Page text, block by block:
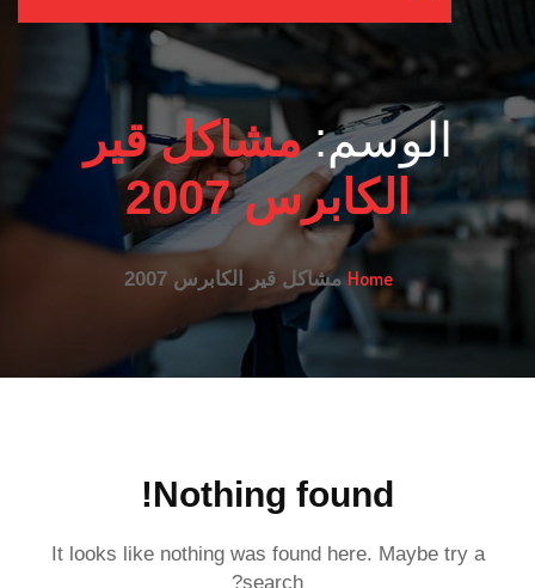
الوسم:مشاكل قير
الكابرس 2007
Homeمشاكل قير الكابرس 2007
Nothing found!
It looks like nothing was found here. Maybe try a
search?